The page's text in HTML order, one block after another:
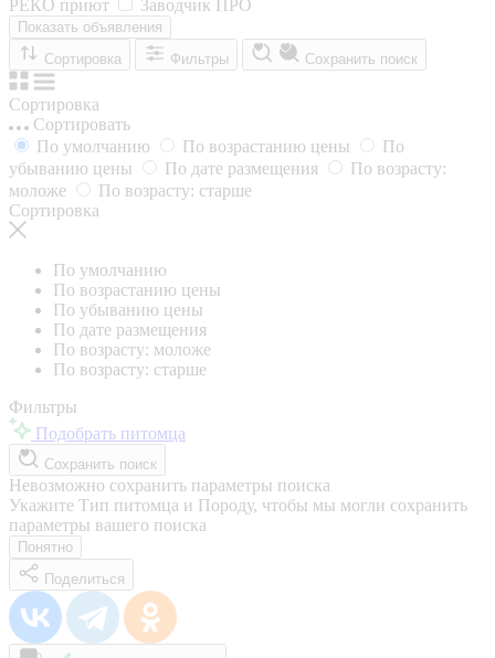
РЕКО приют
Заводчик ПРО
Показать объявления
Сортировка
Фильтры Сохранить поиск
Сортировка
Сортировать
По умолчанию
По возрастанию цены
По
убыванию цены
По дате размещения
По возрасту:
моложе
По возрасту: старше
Сортировка
По умолчанию
По возрастанию цены
По убыванию цены
По дате размещения
По возрасту: моложе
По возрасту: старше
Фильтры
Подобрать питомца
Сохранить поиск
Невозможно сохранить параметры поиска
Укажите Тип питомца и Породу, чтобы мы могли сохранить
параметры вашего поиска
Понятно
Поделиться